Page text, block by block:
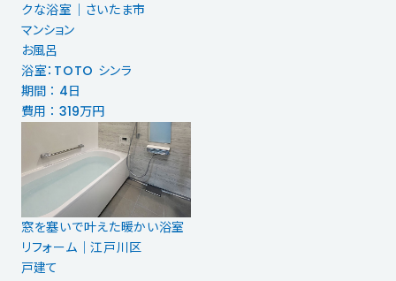
クな浴室｜さいたま市
マンション
お風呂
浴室：TOTO シンラ
期間 ： 4日
費用 ： 319万円
窓を塞いで叶えた暖かい浴室
リフォーム｜江戸川区
戸建て